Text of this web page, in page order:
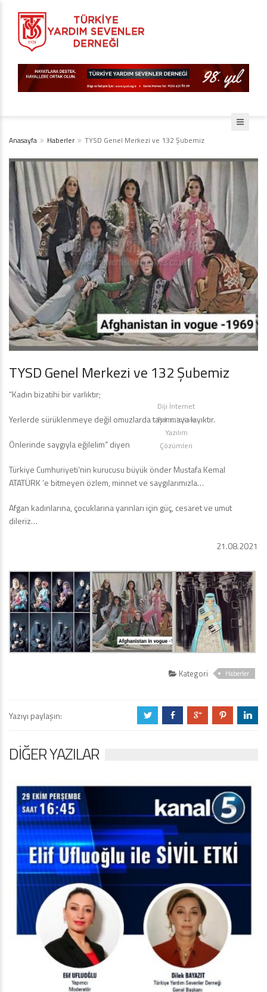
Anasayfa Haberler TYSD Genel Merkezi ve 132 Şubemiz
TYSD Genel Merkezi ve 132 Şubemiz
“Kadın bizatihi bir varlıktır;
Yerlerde sürüklenmeye değil omuzlarda taşınmaya layıktır.
Önlerinde saygıyla eğilelim” diyen
Türkiye Cumhuriyeti’nin kurucusu büyük önder Mustafa Kemal
ATATÜRK ‘e bitmeyen özlem, minnet ve saygılarımızla…
Afgan kadınlarına, çocuklarına yarınları için güç, cesaret ve umut
dileriz…
21.08.2021
Kategori Haberler
Yazıyı paylaşın: a b c d j
DIĞER YAZILAR
Diji İnternet
Teknoloji ve
Yazılım
Çözümleri